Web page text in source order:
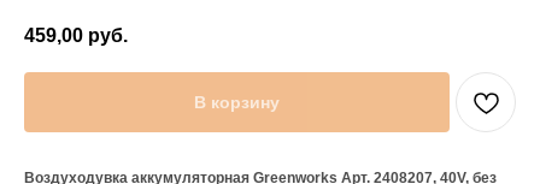
459,00 руб.
В корзину
Воздуходувка аккумуляторная Greenworks Арт. 2408207, 40V, без